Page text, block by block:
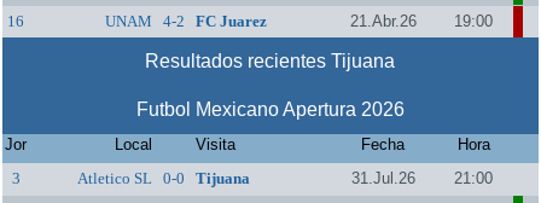
16
UNAM 4-2 FC Juarez 21.Abr.26 19:00
Resultados recientes Tijuana
Futbol Mexicano Apertura 2026
Jor Local Visita Fecha
Hora
3
Atletico SL 0-0 Tijuana 31.Jul.26
21:00